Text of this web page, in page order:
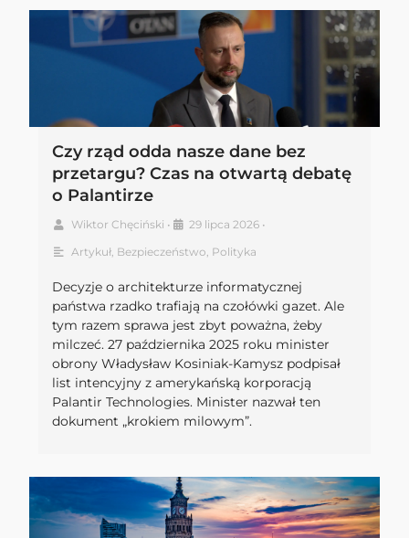
Czy rząd odda nasze dane bez
przetargu? Czas na otwartą debatę
o Palantirze
Wiktor Chęciński • 29 lipca 2026 •
Artykuł Bezpieczeństwo Polityka
Decyzje o architekturze informatycznej
państwa rzadko trafiają na czołówki gazet. Ale
tym razem sprawa jest zbyt poważna, żeby
milczeć. 27 października 2025 roku minister
obrony Władysław Kosiniak-Kamysz podpisał
list intencyjny z amerykańską korporacją
Palantir Technologies. Minister nazwał ten
dokument „krokiem milowym”.